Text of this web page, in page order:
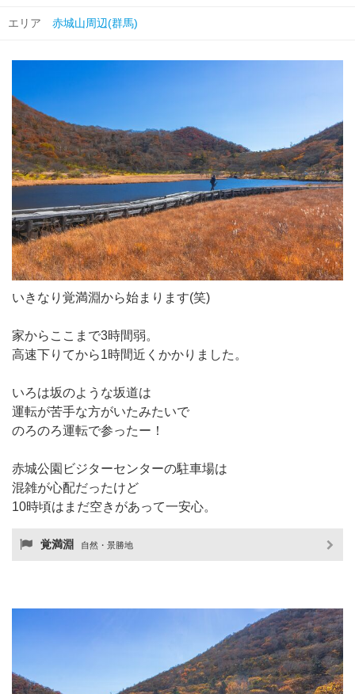
エリア 赤城山周辺(群馬)
いきなり覚満淵から始まります(笑)
家からここまで3時間弱。
高速下りてから1時間近くかかりました。
いろは坂のような坂道は
運転が苦手な方がいたみたいで
のろのろ運転で参ったー！
赤城公園ビジターセンターの駐車場は
混雑が心配だったけど
10時頃はまだ空きがあって一安心。
覚満淵 自然・景勝地